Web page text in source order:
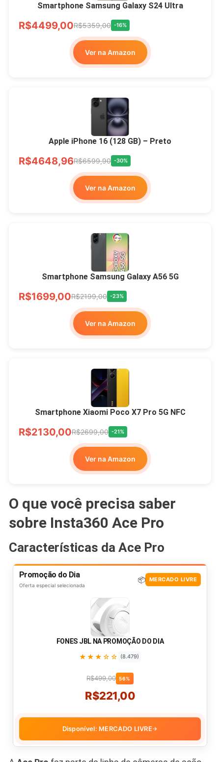
Smartphone Samsung Galaxy S24 Ultra
R$4499,00R$5359,00 -16%
Ver na Amazon
Apple iPhone 16 (128 GB) – Preto
R$4648,96R$6599,90 -30%
Ver na Amazon
Smartphone Samsung Galaxy A56 5G
R$1699,00R$2199,00 -23%
Ver na Amazon
Smartphone Xiaomi Poco X7 Pro 5G NFC
R$2130,00R$2699,00 -21%
Ver na Amazon
O que você precisa saber
sobre Insta360 Ace Pro
Características da Ace Pro
Promoção do Dia
Oferta especial selecionada
📦 MERCADO LIVRE
FONES JBL NA PROMOÇÃO DO DIA
★★★☆☆ (8.479)
R$499,00 56%
R$221,00
Disponível: MERCADO LIVRE→